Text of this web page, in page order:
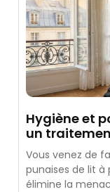
Hygiène et
un
paris
Vous venez de
punaises de lit à
élimine la